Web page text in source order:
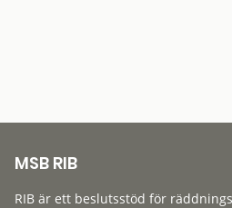
MSB RIB
RIB är ett beslutsstöd för